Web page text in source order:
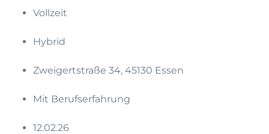
Vollzeit
Hybrid
Zweigertstraße 34, 45130 Essen
Mit Berufserfahrung
12.02.26